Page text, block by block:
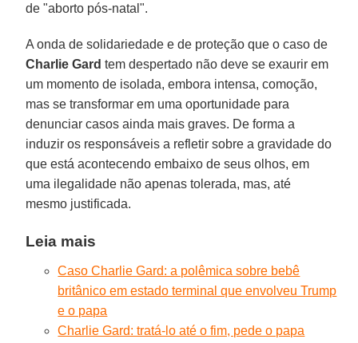
de "aborto pós-natal".
A onda de solidariedade e de proteção que o caso de
Charlie Gard tem despertado não deve se exaurir em
um momento de isolada, embora intensa, comoção,
mas se transformar em uma oportunidade para
denunciar casos ainda mais graves. De forma a
induzir os responsáveis a refletir sobre a gravidade do
que está acontecendo embaixo de seus olhos, em
uma ilegalidade não apenas tolerada, mas, até
mesmo justificada.
Leia mais
Caso Charlie Gard: a polêmica sobre bebê
britânico em estado terminal que envolveu Trump
e o papa
Charlie Gard: tratá-lo até o fim, pede o papa